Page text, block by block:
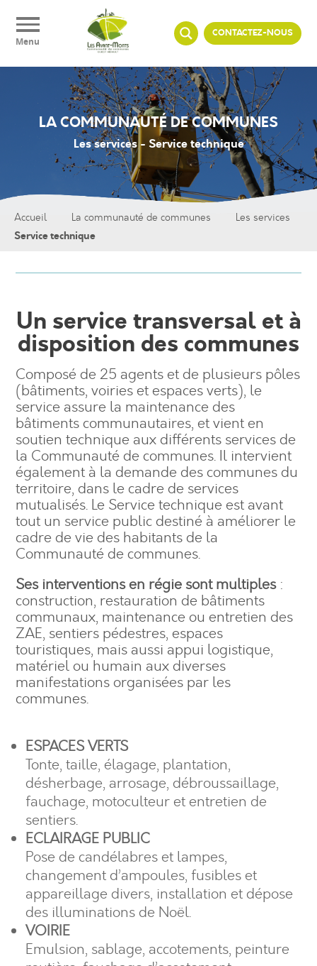
Menu
CONTACTEZ-NOUS
LA COMMUNAUTÉ DE COMMUNES
Les services - Service technique
Accueil La communauté de communes Les services
Service technique
Un service transversal et à
disposition des communes
Composé de 25 agents et de plusieurs pôles
(bâtiments, voiries et espaces verts), le
service assure la maintenance des
bâtiments communautaires, et vient en
soutien technique aux différents services de
la Communauté de communes. Il intervient
également à la demande des communes du
territoire, dans le cadre de services
mutualisés. Le Service technique est avant
tout un service public destiné à améliorer le
cadre de vie des habitants de la
Communauté de communes.
Ses interventions en régie sont multiples:
construction, restauration de bâtiments
communaux, maintenance ou entretien des
ZAE, sentiers pédestres, espaces
touristiques, mais aussi appui logistique,
matériel ou humain aux diverses
manifestations organisées par les
communes.
ESPACES VERTS
Tonte, taille, élagage, plantation,
désherbage, arrosage, débroussaillage,
fauchage, motoculteur et entretien de
sentiers.
ECLAIRAGE PUBLIC
Pose de candélabres et lampes,
changement d’ampoules, fusibles et
appareillage divers, installation et dépose
des illuminations de Noël.
VOIRIE
Emulsion, sablage, accotements, peinture
Panneau de gestion des cookies